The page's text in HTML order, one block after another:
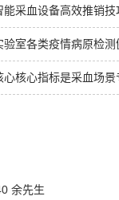
采血设备高效推销技
验室各类疫情病原检
核心指标是采血场
余先生